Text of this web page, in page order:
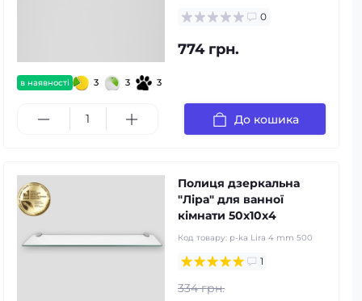
в наявності 3 3 3
0
774 грн.
До кошика
Полиця дзеркальна
"Ліра" для ванної
кімнати 50х10х4
Код товару: p-ka Lira 4 mm 500
1
334 грн.